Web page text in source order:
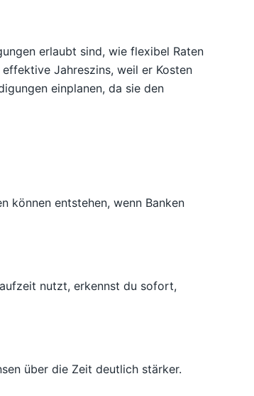
erlaubt sind, wie flexibel Raten
Jahreszins, weil er Kosten
einplanen, da sie den
können entstehen, wenn Banken
nutzt, erkennst du sofort,
über die Zeit deutlich stärker.